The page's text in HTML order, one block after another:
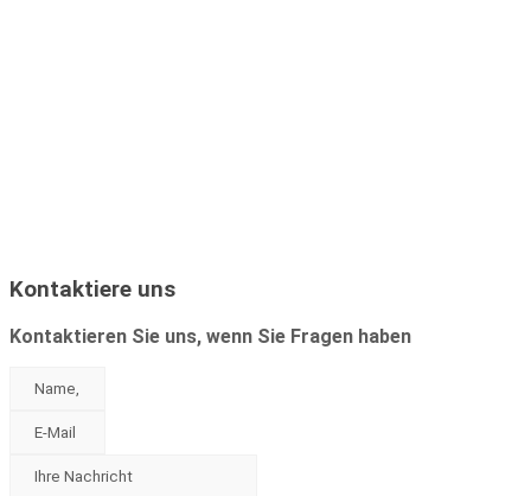
Kontaktiere uns
Kontaktieren Sie uns, wenn Sie Fragen haben